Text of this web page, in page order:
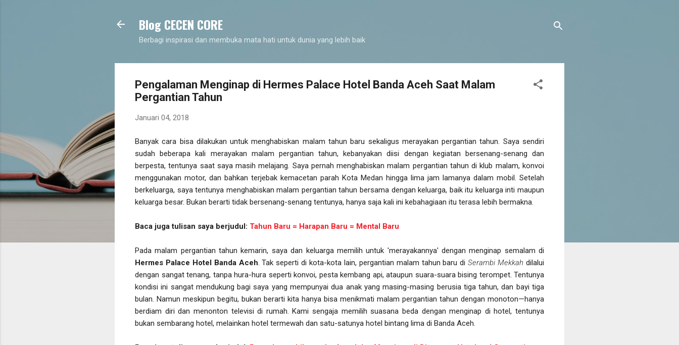
Blog CECEN CORE
Berbagi inspirasi dan membuka mata hati untuk dunia yang lebih baik
Pengalaman Menginap di Hermes Palace Hotel Banda Aceh Saat Malam
Pergantian Tahun
Januari 04, 2018
Banyak cara bisa dilakukan untuk menghabiskan malam tahun baru sekaligus merayakan pergantian tahun. Saya sendiri
sudah beberapa kali merayakan malam pergantian tahun, kebanyakan diisi dengan kegiatan bersenang-senang dan
berpesta, tentunya saat saya masih melajang. Saya pernah menghabiskan malam pergantian tahun di klub malam, konvoi
menggunakan motor, dan bahkan terjebak kemacetan parah Kota Medan hingga lima jam lamanya dalam mobil. Setelah
berkeluarga, saya tentunya menghabiskan malam pergantian tahun bersama dengan keluarga, baik itu keluarga inti maupun
keluarga besar. Bukan berarti tidak bersenang-senang tentunya, hanya saja kali ini kebahagiaan itu terasa lebih bermakna.
Baca juga tulisan saya berjudul: Tahun Baru = Harapan Baru = Mental Baru
Pada malam pergantian tahun kemarin, saya dan keluarga memilih untuk 'merayakannya' dengan menginap semalam di
Hermes Palace Hotel Banda Aceh . Tak seperti di kota-kota lain, pergantian malam tahun baru diSerambi Mekkah dilalui
dengan sangat tenang, tanpa hura-hura seperti konvoi, pesta kembang api, ataupun suara-suara bising terompet. Tentunya
kondisi ini sangat mendukung bagi saya yang mempunyai dua anak yang masing-masing berusia tiga tahun, dan bayi tiga
bulan. Namun meskipun begitu, bukan berarti kita hanya bisa menikmati malam pergantian tahun dengan monoton—hanya
berdiam diri dan menonton televisi di rumah. Kami sengaja memilih suasana beda dengan menginap di hotel, tentunya
bukan sembarang hotel, melainkan hotel termewah dan satu-satunya hotel bintang lima di Banda Aceh.